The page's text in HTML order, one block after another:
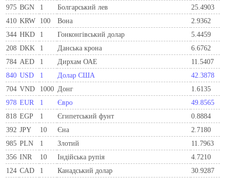
975 BGN 1 Болгарський лев
25.4903
410 KRW 100 Вона
2.9362
344 HKD 1 Гонконгівський долар
5.4459
208 DKK 1 Данська крона
6.6762
784 AED 1 Дирхам ОАЕ
11.5407
840 USD 1 Долар США
42.3878
704 VND 1000 Донг
1.6135
978 EUR 1 Євро
49.8565
818 EGP 1 Єгипетський фунт
0.8884
392 JPY 10 Єна
2.7180
985 PLN 1 Злотий
11.7963
356 INR 10 Індійська рупія
4.7210
124 CAD 1 Канадський долар
30.9287